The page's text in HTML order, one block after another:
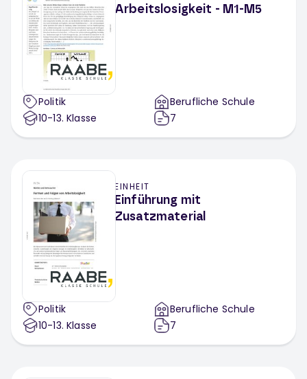
Arbeitslosigkeit - M1-M5
Politik
10-13. Klasse
Berufliche Schule
7
EINHEIT
Einführung mit
Zusatzmaterial
Politik
10-13. Klasse
Berufliche Schule
7